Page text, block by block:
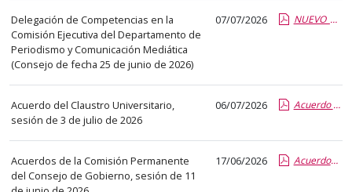
del
tablón
seleccionado
previamente.
En
la
primera
columna
el
reciente
Delegación de Competencias en la
Comisión Ejecutiva del Departamento de
Periodismo y Comunicación Mediática
(Consejo de fecha 25 de junio de 2026)
07/07/2026 NUEVO_Competencias delegadas de la Comision Ejecutiva.report.pdf.pdf
Acuerdo del Claustro Universitario,
sesión de 3 de julio de 2026
06/07/2026 Acuerdo del Claustro 03 07 2026.pdf.pdf
Acuerdos de la Comisión Permanente
del Consejo de Gobierno, sesión de 11
17/06/2026 Acuerdos CP 11 06 2026.pdf.pdf